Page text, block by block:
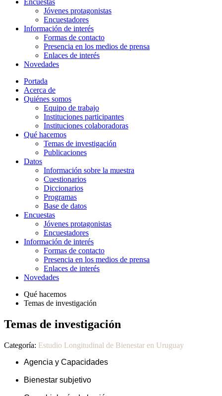
Jóvenes protagonistas
Encuestadores
Información de interés
Formas de contacto
Presencia en los medios de prensa
Enlaces de interés
Novedades
Portada
Acerca de
Quiénes somos
Equipo de trabajo
Instituciones participantes
Instituciones colaboradoras
Qué hacemos
Temas de investigación
Publicaciones
Datos
Información sobre la muestra
Cuestionarios
Diccionarios
Programas
Base de datos
Encuestas
Jóvenes protagonistas
Encuestadores
Información de interés
Formas de contacto
Presencia en los medios de prensa
Enlaces de interés
Novedades
Qué hacemos
Temas de investigación
Temas de investigación
Categoría: Estudio Longitudinal de Bienestar en Uruguay
Agencia y Capacidades
Bienestar subjetivo